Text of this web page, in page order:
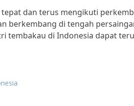
dan terus mengikuti
berkembang di tengah
tembakau di Indonesia dapat